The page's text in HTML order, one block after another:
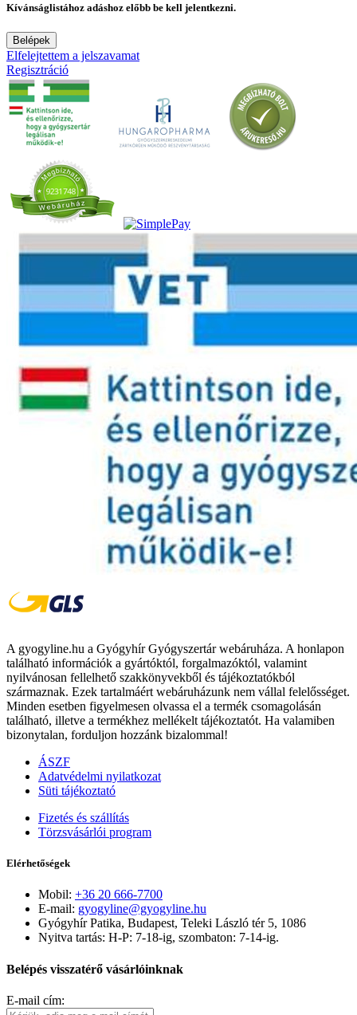
Kívánságlistához adáshoz előbb be kell jelentkezni.
Belépek
Elfelejtettem a jelszavamat
Regisztráció
A gyogyline.hu a Gyógyhír Gyógyszertár webáruháza. A honlapon
található információk a gyártóktól, forgalmazóktól, valamint
nyilvánosan fellelhető szakkönyvekből és tájékoztatókból
származnak. Ezek tartalmáért webáruházunk nem vállal felelősséget.
Minden esetben figyelmesen olvassa el a termék csomagolásán
található, illetve a termékhez mellékelt tájékoztatót. Ha valamiben
bizonytalan, forduljon hozzánk bizalommal!
ÁSZF
Adatvédelmi nyilatkozat
Süti tájékoztató
Fizetés és szállítás
Törzsvásárlói program
Elérhetőségek
Mobil: +36 20 666-7700
E-mail: gyogyline@gyogyline.hu
Gyógyhír Patika, Budapest, Teleki László tér 5, 1086
Nyitva tartás: H-P: 7-18-ig, szombaton: 7-14-ig.
Belépés visszatérő vásárlóinknak
E-mail cím: